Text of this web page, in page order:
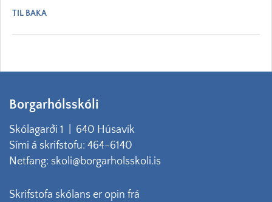
TIL BAKA
Borgarhólsskóli
Skólagarði 1 | 640 Húsavík
Sími á skrifstofu: 464-6140
Netfang: skoli@borgarholsskoli.is
Skrifstofa skólans er opin frá